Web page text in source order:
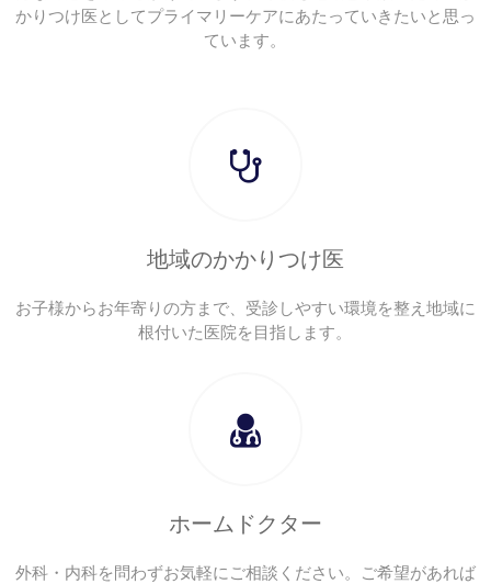
かりつけ医としてプライマリーケアにあたっていきたいと思っ
ています。
地域のかかりつけ医
お子様からお年寄りの方まで、受診しやすい環境を整え地域に
根付いた医院を目指します。
ホームドクター
外科・内科を問わずお気軽にご相談ください。ご希望があれば